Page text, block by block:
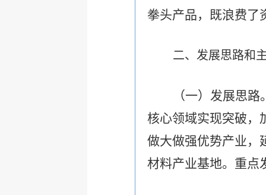
拳头产品，既浪费了
二、发展思路和
（一）发展思路
核心领域实现突破，
做大做强优势产业，
材料产业基地。重点